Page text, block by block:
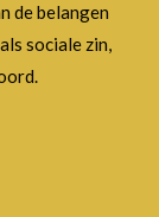
de belangen
sociale zin,